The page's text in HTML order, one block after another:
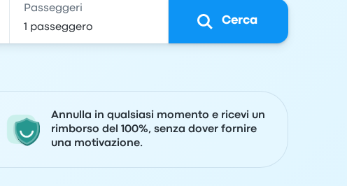
Passeggeri
Cerca
Annulla in qualsiasi momento e ricevi un
rimborso del 100%, senza dover fornire
una motivazione.